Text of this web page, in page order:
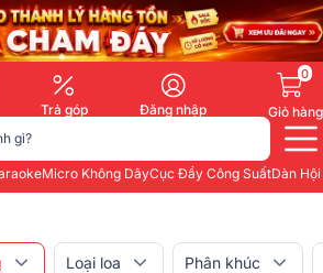
Trả góp Đăng nhập
0
Giỏ hàng
gì?
Micro Không DâyCục Đẩy Công SuấtDàn
Loại loa Phân khúc